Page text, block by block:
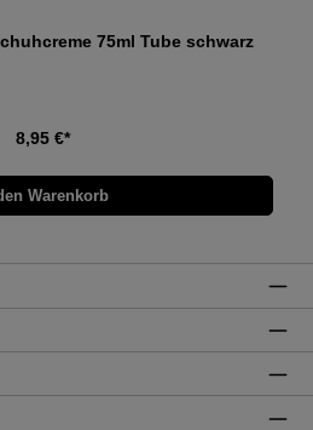
75ml Tube schwarz
8,95 €*
Warenkorb